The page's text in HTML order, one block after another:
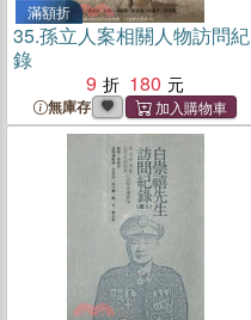
滿額折
35.孫立人案相關人物訪問紀
錄
9
180
無庫存